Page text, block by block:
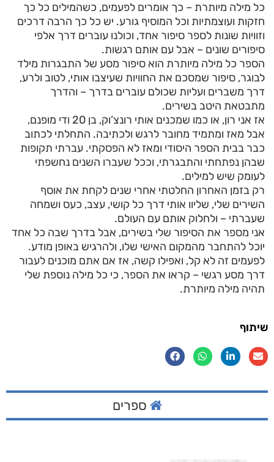
כל מילה מיותרת – כך אומרים לפעמים, כשהמילים כל כך
חזקות ועוצמתיות וכל המוסיף גורע. יש כל כך הרבה דרכים
וזוויות שונות לספר סיפור אחד, וכולנו עוברים דרך אלפי
סיפורים שונים – אבל עם אותם רגשות.
הספר כל מילה מיותרת הוא סיפור מסע של התבגרות מילד
לבוגר, סיפור שמסכם את החוויות שעיצבו אותי, לטוב ולרע,
דרך משברים ועליות שכולם עוברים בדרך – והדרך
מתבטאת היטב בשירים.
אז אני רון, או כמו שמכנים אותי רונצ’וק, בן 20 ודי מופנם,
אבל מאז ומתמיד מחובר לרגש ולכתיבה. התחלתי לכתוב
כבר בבית הספר היסודי ומאז לא הפסקתי. עברתי תקופות
שבהן נפתחתי והתבגרתי, וככל שעברו השנים נחשפתי
לעומק שיש למילים.
רק בזמן האחרון החלטתי אחרי שנים לקחת את אוסף
השירים שלי, שליוו אותי דרך כל קושי, עצב, כעס ושמחה
שעברתי – ולחלוק אותם עם העולם.
אני מספר את הסיפור שלי בשירים, אבל בדרך שבה כל אחד
יוכל להתחבר מהמקום האישי שלו, ולהרגיש באופן מודע.
לפעמים זה לא קל, ואפילו קשה, אז אם אתם מוכנים לעבור
דרך מסע רגשי – קראו את הספר, כי כל מילה נוספת שלי
תהיה מילה מיותרת.
שיתוף
ספרים